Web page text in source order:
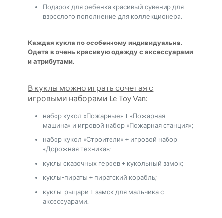
Подарок для ребенка красивый сувенир для
взрослого пополнение для коллекционерa.
Каждая кукла по особенному индивидуальна.
Одета в очень красивую одежду с аксессуарами
и атрибутами.
В куклы можно играть сочетая с
игровыми наборами Le Toy Van:
набор кукол «Пожарные» + «Пожарная
машина» и игровой набор «Пожарная станция»;
набор кукол «Строители» + игровой набор
«Дорожная техника»;
куклы сказочных героев + кукольный замок;
куклы-пираты + пиратский корабль;
куклы-рыцари + замок для мальчика с
аксессуарами.